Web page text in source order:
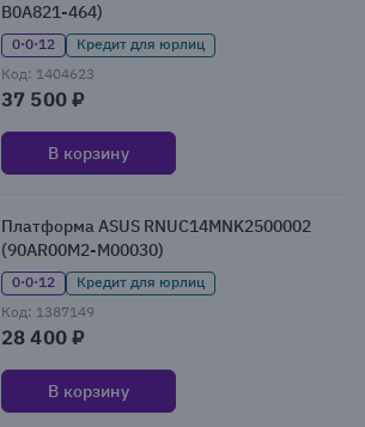
B0A821-464)
0·0·12
Кредит для юрлиц
Код: 1404623
37 500 ₽
В корзину
Платформа ASUS RNUC14MNK2500002
(90AR00M2-M00030)
0·0·12
Кредит для юрлиц
Код: 1387149
28 400 ₽
В корзину